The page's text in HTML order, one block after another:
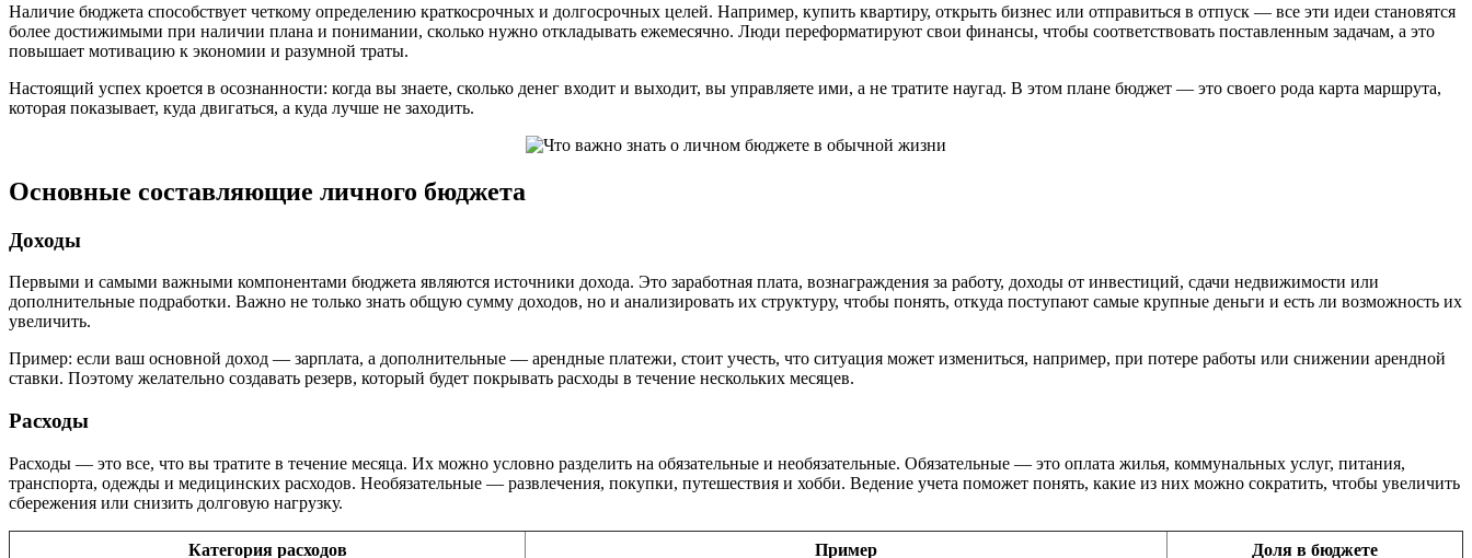
Наличие бюджета способствует четкому определению краткосрочных и долгосрочных целей. Например, купить квартиру, открыть бизнес или отправиться в отпуск — все эти идеи становятся
более достижимыми при наличии плана и понимании, сколько нужно откладывать ежемесячно. Люди переформатируют свои финансы, чтобы соответствовать поставленным задачам, а это
повышает мотивацию к экономии и разумной траты.
Настоящий успех кроется в осознанности: когда вы знаете, сколько денег входит и выходит, вы управляете ими, а не тратите наугад. В этом плане бюджет — это своего рода карта маршрута,
которая показывает, куда двигаться, а куда лучше не заходить.
Основные составляющие личного бюджета
Доходы
Первыми и самыми важными компонентами бюджета являются источники дохода. Это заработная плата, вознаграждения за работу, доходы от инвестиций, сдачи недвижимости или
дополнительные подработки. Важно не только знать общую сумму доходов, но и анализировать их структуру, чтобы понять, откуда поступают самые крупные деньги и есть ли возможность их
увеличить.
Пример: если ваш основной доход — зарплата, а дополнительные — арендные платежи, стоит учесть, что ситуация может измениться, например, при потере работы или снижении арендной
ставки. Поэтому желательно создавать резерв, который будет покрывать расходы в течение нескольких месяцев.
Расходы
Расходы — это все, что вы тратите в течение месяца. Их можно условно разделить на обязательные и необязательные. Обязательные — это оплата жилья, коммунальных услуг, питания,
транспорта, одежды и медицинских расходов. Необязательные — развлечения, покупки, путешествия и хобби. Ведение учета поможет понять, какие из них можно сократить, чтобы увеличить
сбережения или снизить долговую нагрузку.
Категория расходов Пример Доля в бюджете